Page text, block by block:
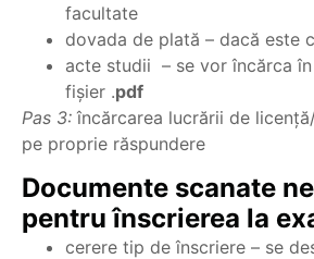
facultate
dovada de plată – dacă este
acte studii – se vor încărca
fişier .pdf
Pas 3: încărcarea lucrării de
pe proprie răspundere
Documente scanate
pentru înscrierea la
cerere tip de înscriere – se